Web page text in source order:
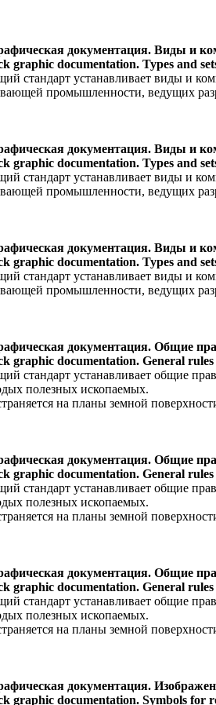
документация. Виды и
graphic documentation. Types and
стандарт устанавливает виды и
промышленности, ведущих
документация. Виды и
graphic documentation. Types and
стандарт устанавливает виды и
промышленности, ведущих
документация. Виды и
graphic documentation. Types and
стандарт устанавливает виды и
промышленности, ведущих
документация. Общие
graphic documentation. General
стандарт устанавливает общие
полезных ископаемых.
на планы земной
документация. Общие
graphic documentation. General
стандарт устанавливает общие
полезных ископаемых.
на планы земной
документация. Общие
graphic documentation. General
стандарт устанавливает общие
полезных ископаемых.
на планы земной
документация.
graphic documentation. Symbols for